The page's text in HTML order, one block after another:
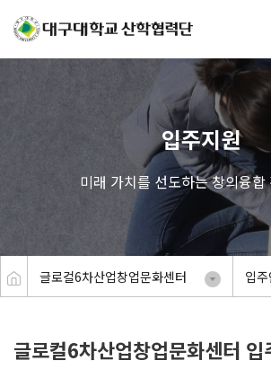
입주지원
미래 가치를 선도하는 창의융합
글로컬6차산업창업문화센터 입
글로컬6차산업창업문화센터 입